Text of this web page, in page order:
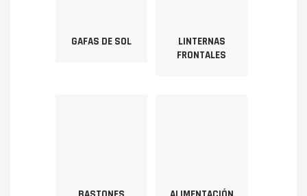
GAFAS DE SOL
LINTERNAS
FRONTALES